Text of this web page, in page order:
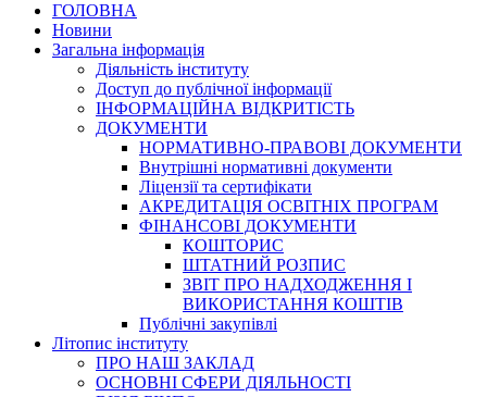
ГОЛОВНА
Новини
Загальна інформація
Діяльність інституту
Доступ до публічної інформації
ІНФОРМАЦІЙНА ВІДКРИТІСТЬ
ДОКУМЕНТИ
НОРМАТИВНО-ПРАВОВІ ДОКУМЕНТИ
Внутрішні нормативні документи
Ліцензії та сертифікати
АКРЕДИТАЦІЯ ОСВІТНІХ ПРОГРАМ
ФІНАНСОВІ ДОКУМЕНТИ
КОШТОРИС
ШТАТНИЙ РОЗПИС
ЗВІТ ПРО НАДХОДЖЕННЯ І
ВИКОРИСТАННЯ КОШТІВ
Публічні закупівлі
Літопис інституту
ПРО НАШ ЗАКЛАД
ОСНОВНІ СФЕРИ ДІЯЛЬНОСТІ